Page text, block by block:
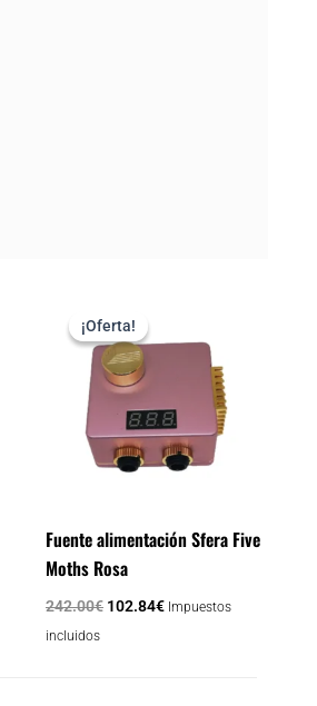
¡Oferta!
¡Oferta!
Fuente alimentación Sfera Five
Moths Rosa
242.00€
precio
original
era:
242.00€.
102.84€
102.84€.
Impuestos
incluidos